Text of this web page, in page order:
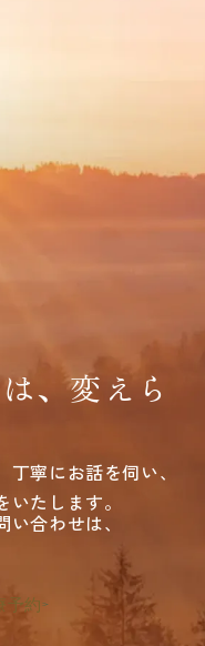
、変えら
寧にお話を伺い、
たします。
合わせは、
予約